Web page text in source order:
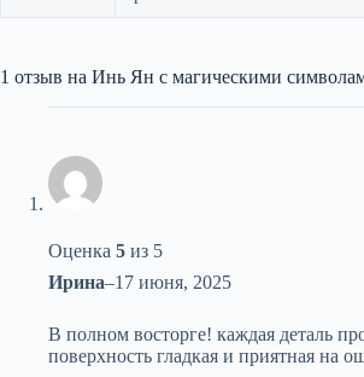
1 отзыв на Инь Ян с магическими
Оценка 5 из 5
Ирина–17 июня, 2025
В полном восторге! каждая деталь
поверхность гладкая и приятная на